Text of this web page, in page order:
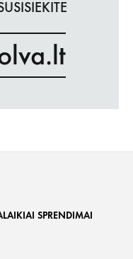
SPRENDIMAI